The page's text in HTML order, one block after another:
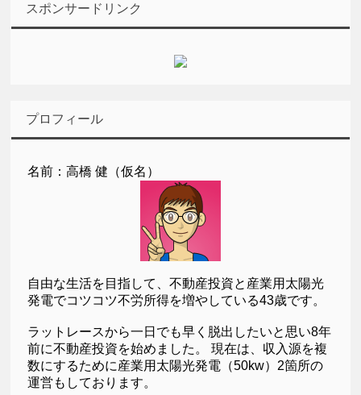
スポンサードリンク
プロフィール
名前：高橋 健（仮名）
自由な生活を目指して、不動産投資と産業用太陽光
発電でコツコツ不労所得を増やしている43歳です。
ラットレースから一日でも早く脱出したいと思い8年
前に不動産投資を始めました。 現在は、収入源を複
数にするために産業用太陽光発電（50kw）2箇所の
運営もしております。